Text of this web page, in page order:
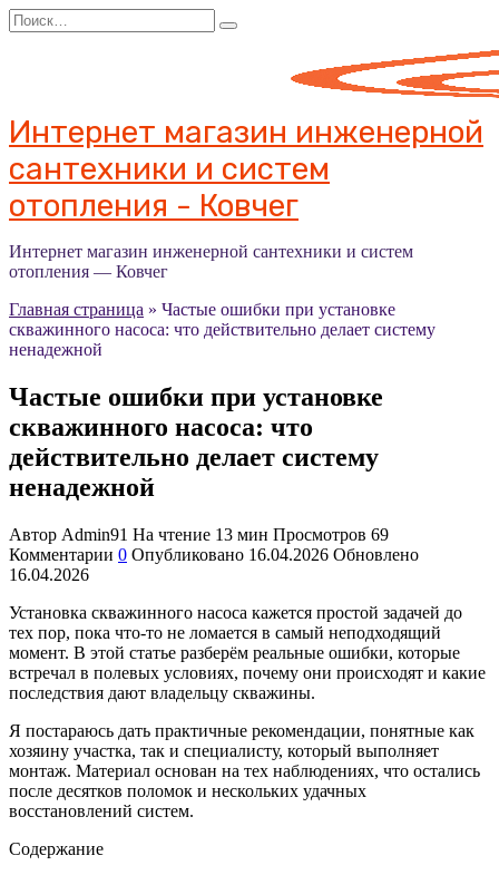
Перейти
к
Search
for:
Интернет магазин инженерной
сантехники и систем
отопления - Ковчег
Интернет магазин инженерной сантехники и систем
отопления — Ковчег
Главная страница » Частые ошибки при установке
скважинного насоса: что действительно делает систему
ненадежной
Частые ошибки при установке
скважинного насоса: что
действительно делает систему
ненадежной
Автор Admin91 На чтение 13 мин Просмотров 69
Комментарии 0 Опубликовано 16.04.2026 Обновлено
16.04.2026
Установка скважинного насоса кажется простой задачей до
тех пор, пока что-то не ломается в самый неподходящий
момент. В этой статье разберём реальные ошибки, которые
встречал в полевых условиях, почему они происходят и какие
последствия дают владельцу скважины.
Я постараюсь дать практичные рекомендации, понятные как
хозяину участка, так и специалисту, который выполняет
монтаж. Материал основан на тех наблюдениях, что остались
после десятков поломок и нескольких удачных
восстановлений систем.
Содержание